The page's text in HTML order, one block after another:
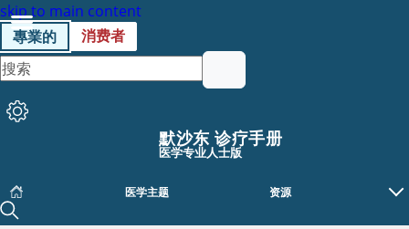
skip to main content
專業的
消费者
默沙东 诊疗手册
医学专业人士版
医学主题 资源